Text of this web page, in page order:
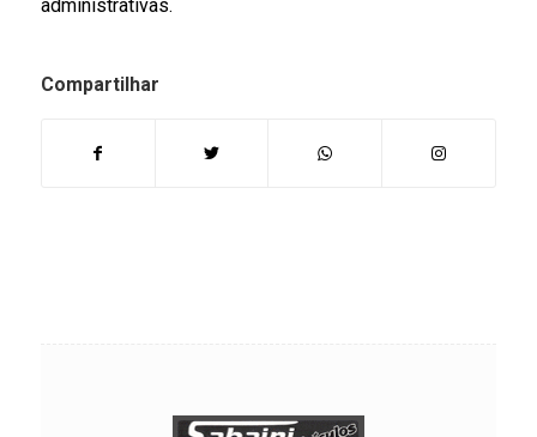
administrativas.
Compartilhar